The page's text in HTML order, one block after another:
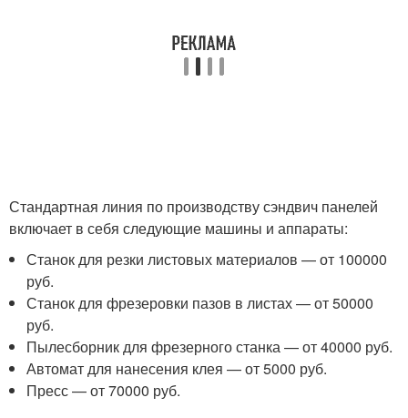
Стандартная линия по производству сэндвич панелей
включает в себя следующие машины и аппараты:
Станок для резки листовых материалов — от 100000
руб.
Станок для фрезеровки пазов в листах — от 50000
руб.
Пылесборник для фрезерного станка — от 40000 руб.
Автомат для нанесения клея — от 5000 руб.
Пресс — от 70000 руб.